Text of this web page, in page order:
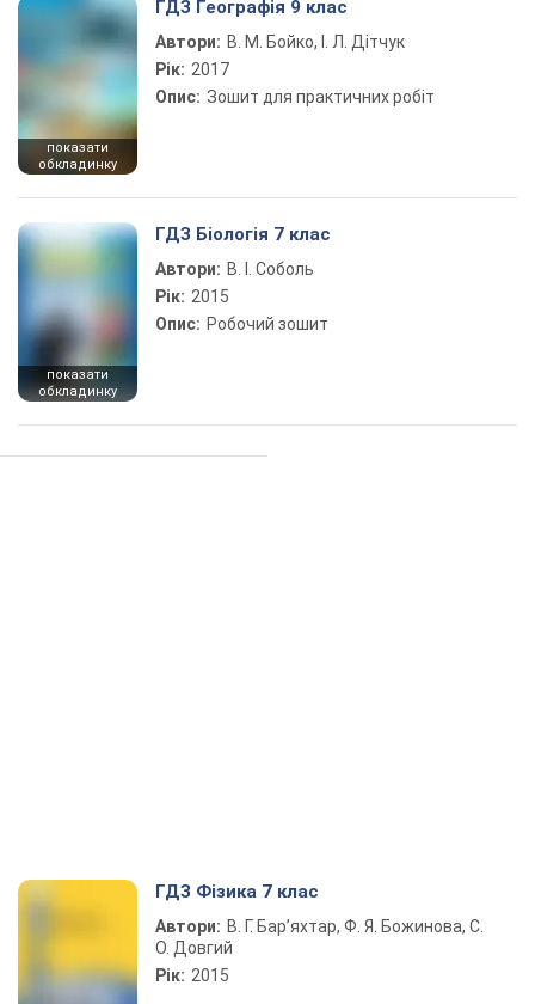
показати
обкладинку
ГДЗ Географія 9 клас
Автори: В. М. Бойко, І. Л. Дітчук
Рік: 2017
Опис: Зошит для практичних робіт
показати
обкладинку
ГДЗ Біологія 7 клас
Автори: В. І. Соболь
Рік: 2015
Опис: Робочий зошит
ГДЗ Фізика 7 клас
Автори: В. Г. Бар’яхтар, Ф. Я. Божинова, С.
О. Довгий
Рік: 2015